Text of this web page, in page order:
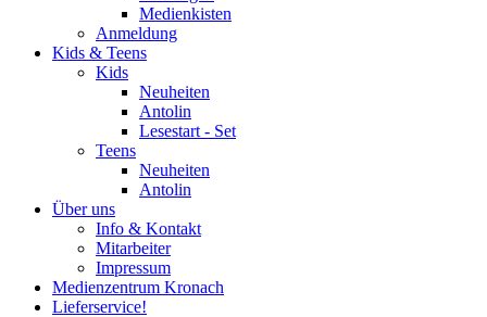
Medienkisten
Anmeldung
Kids & Teens
Kids
Neuheiten
Antolin
Lesestart - Set
Teens
Neuheiten
Antolin
Über uns
Info & Kontakt
Mitarbeiter
Impressum
Medienzentrum Kronach
Lieferservice!